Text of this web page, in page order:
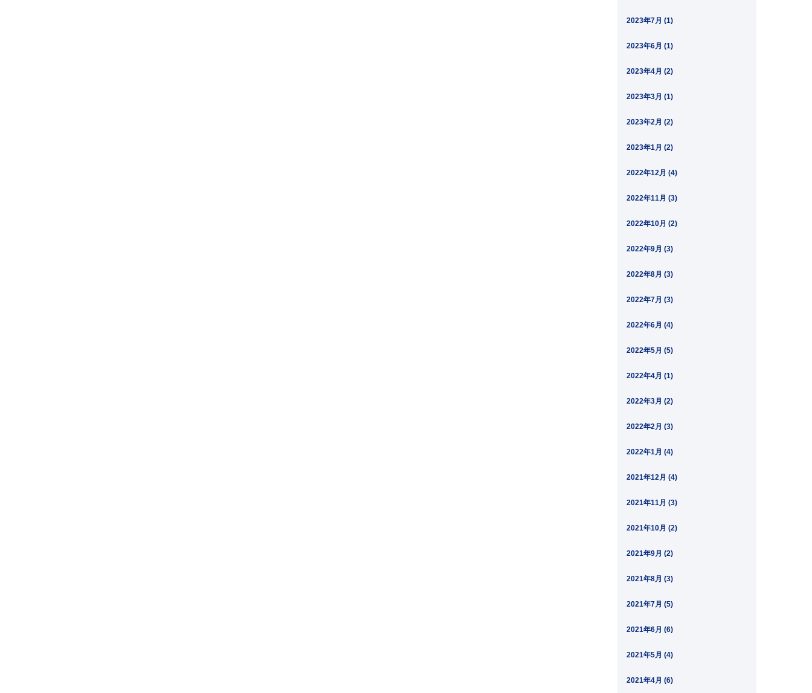
2023年7月 (1)
2023年6月 (1)
2023年4月 (2)
2023年3月 (1)
2023年2月 (2)
2023年1月 (2)
2022年12月 (4)
2022年11月 (3)
2022年10月 (2)
2022年9月 (3)
2022年8月 (3)
2022年7月 (3)
2022年6月 (4)
2022年5月 (5)
2022年4月 (1)
2022年3月 (2)
2022年2月 (3)
2022年1月 (4)
2021年12月 (4)
2021年11月 (3)
2021年10月 (2)
2021年9月 (2)
2021年8月 (3)
2021年7月 (5)
2021年6月 (6)
2021年5月 (4)
2021年4月 (6)